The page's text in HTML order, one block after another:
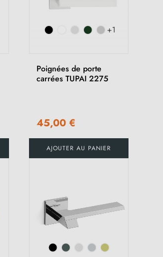
(4 avis)
+1
Poignées de porte
carrées TUPAI 2275
45,00 €
AJOUTER AU PANIER